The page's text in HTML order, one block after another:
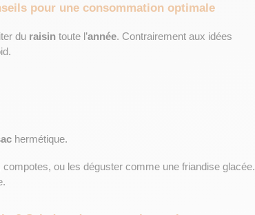
pour une consommation optimale
du raisin toute l’année. Contrairement aux idées
hermétique.
compotes, ou les déguster comme une friandise glacée.